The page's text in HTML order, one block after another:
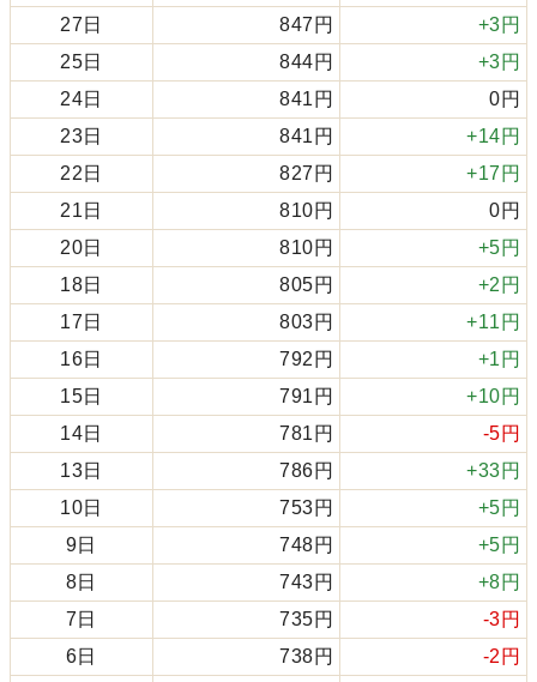
27日
847円
+3円
25日
844円
+3円
24日
841円
0円
23日
841円
+14円
22日
827円
+17円
21日
810円
0円
20日
810円
+5円
18日
805円
+2円
17日
803円
+11円
16日
792円
+1円
15日
791円
+10円
14日
781円
-5円
13日
786円
+33円
10日
753円
+5円
9日
748円
+5円
8日
743円
+8円
7日
735円
-3円
6日
738円
-2円